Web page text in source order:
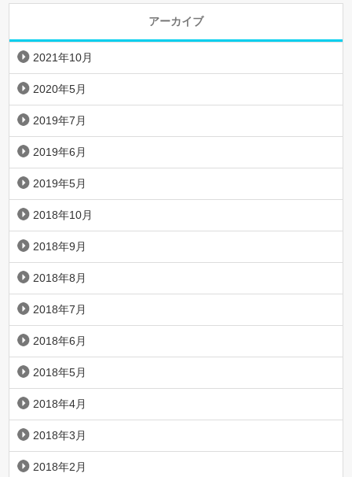
アーカイブ
2021年10月
2020年5月
2019年7月
2019年6月
2019年5月
2018年10月
2018年9月
2018年8月
2018年7月
2018年6月
2018年5月
2018年4月
2018年3月
2018年2月